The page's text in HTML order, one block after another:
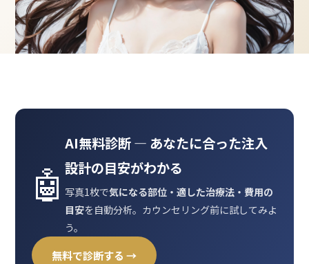
🤖
AI無料診断 ― あなたに合った注入
設計の目安がわかる
写真1枚で気になる部位・適した治療法・費用の
目安を自動分析。カウンセリング前に試してみよ
う。
無料で診断する →